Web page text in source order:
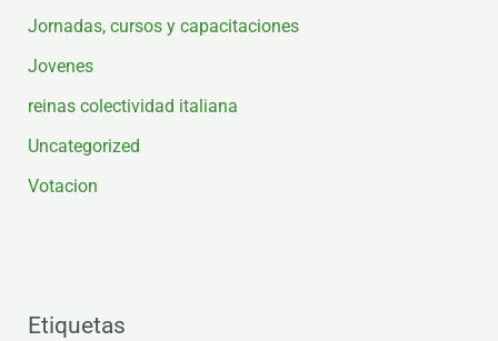
Jornadas, cursos y capacitaciones
Jovenes
reinas colectividad italiana
Uncategorized
Votacion
Etiquetas